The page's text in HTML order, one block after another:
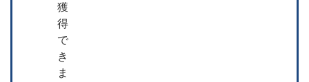
獲
得
で
き
ま